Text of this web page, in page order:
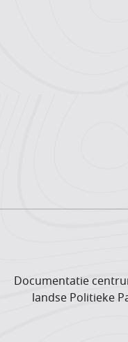
Documentatie
landse Politieke